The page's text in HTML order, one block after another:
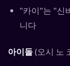
"카이"는 "신
니다
아이돌(오시 노